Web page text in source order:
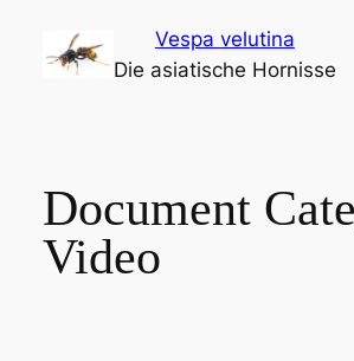
springen
Vespa velutina
Die asiatische Hornisse
Document
Video